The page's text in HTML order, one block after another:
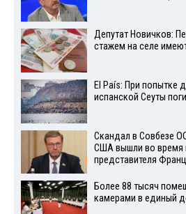
Депутат Новичков:
стажем на селе
El País: При попытке
испанской Сеуты
Скандал в Совбезе
США вышли во время
представителя
Более 88 тысяч
камерами в единый